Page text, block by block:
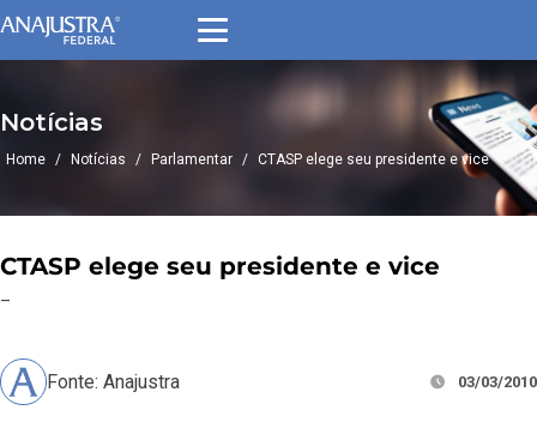
Notícias
Home / Notícias / Parlamentar / CTASP elege seu presidente e vice
CTASP elege seu presidente e vice
–
Fonte: Anajustra 03/03/2010